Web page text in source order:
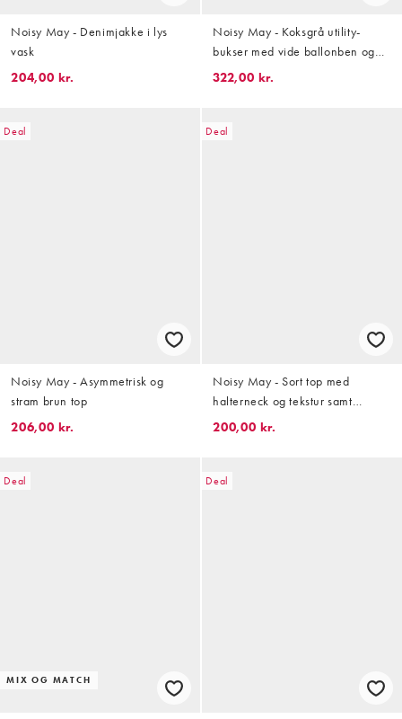
Noisy May - Denimjakke i lys
vask
204,00 kr.
Noisy May - Koksgrå utility-
bukser med vide ballonben og
knapper
322,00 kr.
Deal
Noisy May - Asymmetrisk og
stram brun top
206,00 kr.
Deal
Noisy May - Sort top med
halterneck og tekstur samt
blondedetaljer - Del af sæt
200,00 kr.
Deal
MIX OG MATCH
Deal